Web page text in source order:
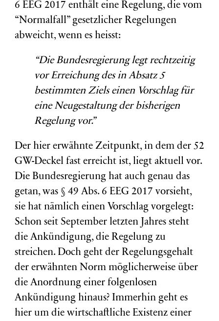
6 EEG 2017 enthält eine Regelung, die vom
“Normalfall” gesetzlicher Regelungen
abweicht, wenn es heisst:
“Die Bundesregierung legt rechtzeitig
vor Erreichung des in Absatz 5
bestimmten Ziels einen Vorschlag für
eine Neugestaltung der bisherigen
Regelung vor.”
Der hier erwähnte Zeitpunkt, in dem der 52
GW-Deckel fast erreicht ist, liegt aktuell vor.
Die Bundesregierung hat auch genau das
getan, was § 49 Abs. 6 EEG 2017 vorsieht,
sie hat nämlich einen Vorschlag vorgelegt:
Schon seit September letzten Jahres steht
die Ankündigung, die Regelung zu
streichen. Doch geht der Regelungsgehalt
der erwähnten Norm möglicherweise über
die Anordnung einer folgenlosen
Ankündigung hinaus? Immerhin geht es
hier um die wirtschaftliche Existenz einer